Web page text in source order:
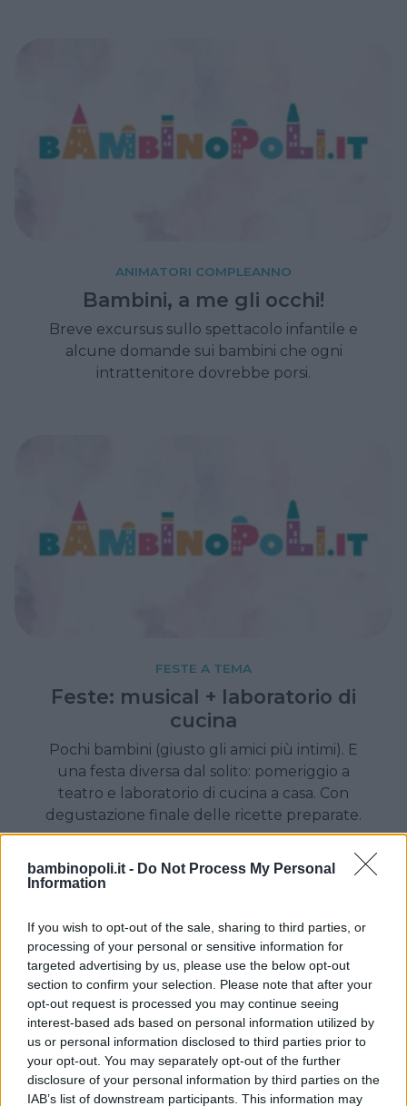
bambinopoli.it - Do Not Process My Personal
Information
If you wish to opt-out of the sale, sharing to third parties, or
processing of your personal or sensitive information for
targeted advertising by us, please use the below opt-out
section to confirm your selection. Please note that after your
opt-out request is processed you may continue seeing
interest-based ads based on personal information utilized by
us or personal information disclosed to third parties prior to
your opt-out. You may separately opt-out of the further
disclosure of your personal information by third parties on the
IAB’s list of downstream participants. This information may
ANIMATORI COMPLEANNO
Bambini, a me gli occhi!
Breve excursus sullo spettacolo infantile e
alcune domande sui bambini che ogni
intrattenitore dovrebbe porsi.
FESTE A TEMA
Feste: musical + laboratorio di
cucina
Pochi bambini (giusto gli amici più intimi). E
una festa diversa dal solito: pomeriggio a
teatro e laboratorio di cucina a casa. Con
degustazione finale delle ricette preparate.